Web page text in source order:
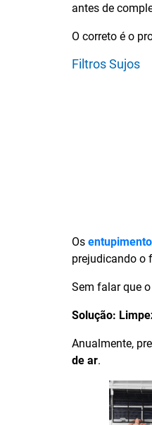
antes de
O correto é o
Filtros Sujos
Os
prejudicando o
Sem falar que
Solução:
Anualmente,
de ar.